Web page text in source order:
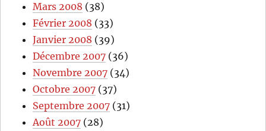
Mars 2008 (38)
Février 2008 (33)
Janvier 2008 (39)
Décembre 2007 (36)
Novembre 2007 (34)
Octobre 2007 (37)
Septembre 2007 (31)
Août 2007 (28)